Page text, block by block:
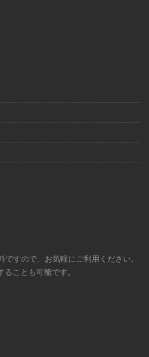
すので、お気軽にご利用ください。
ことも可能です。